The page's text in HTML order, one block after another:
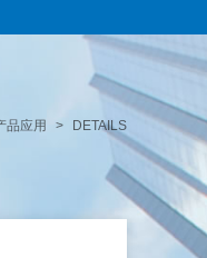
品应用 > DETAILS